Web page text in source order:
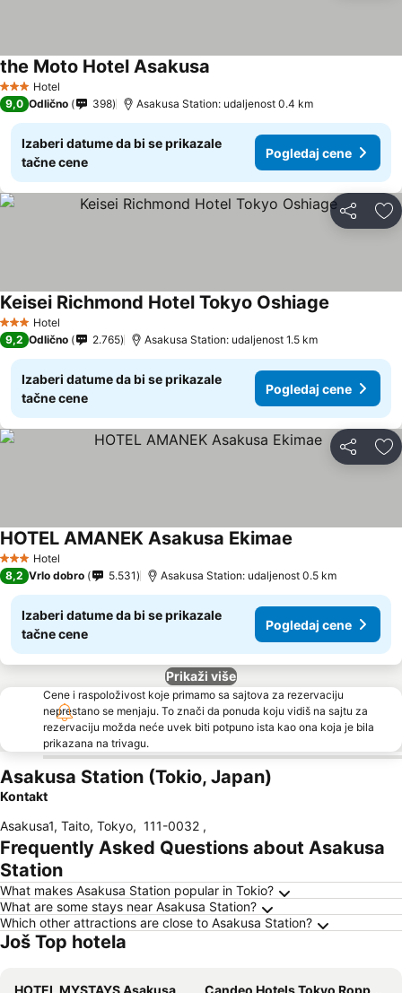
3 Zvezdice
Hotel
the Moto Hotel Asakusa
9,0 Odlično 398 Asakusa Station: udaljenost 0.4 km
Izaberi datume da bi se prikazale
tačne cene
Pogledaj cene
Deli
3 Zvezdice
Hotel
Keisei Richmond Hotel Tokyo Oshiage
9,2 Odlično 2.765 Asakusa Station: udaljenost 1.5 km
Izaberi datume da bi se prikazale
tačne cene
Pogledaj cene
Deli
3 Zvezdice
Hotel
HOTEL AMANEK Asakusa Ekimae
8,2 Vrlo dobro 5.531 Asakusa Station: udaljenost 0.5 km
Izaberi datume da bi se prikazale
tačne cene
Pogledaj cene
Prikaži više
Cene i raspoloživost koje primamo sa sajtova za rezervaciju
neprestano se menjaju. To znači da ponuda koju vidiš na sajtu za
rezervaciju možda neće uvek biti potpuno ista kao ona koja je bila
prikazana na trivagu.
Asakusa Station (Tokio, Japan)
Kontakt
Asakusa1, Taito, Tokyo, 111-0032 ,
Frequently Asked Questions about Asakusa
Station
What makes Asakusa Station popular in Tokio?
What are some stays near Asakusa Station?
Which other attractions are close to Asakusa Station?
Još Top hotela
HOTEL MYSTAYS Asakusa
Candeo Hotels Tokyo Roppongi